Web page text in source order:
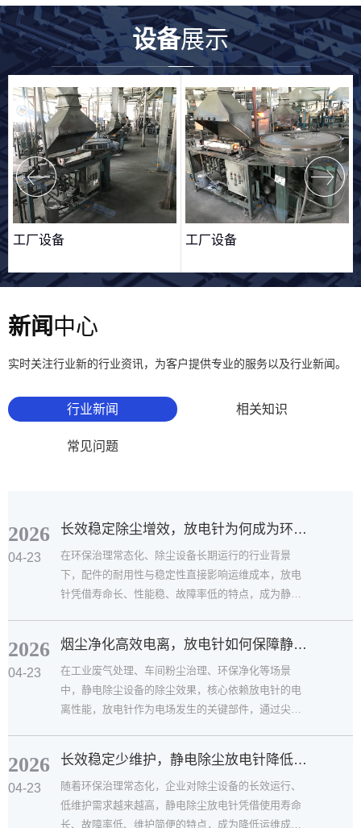
设备展示
工厂设备 工厂设备
新闻中心
实时关注行业新的行业资讯，为客户提供专业的服务以及行业新闻。
行业新闻 相关知识
常见问题
2026
04-23
长效稳定除尘增效，放电针为何成为环保净化优选配...
在环保治理常态化、除尘设备长期运行的行业背景
下，配件的耐用性与稳定性直接影响运维成本，放电
针凭借寿命长、性能稳、故障率低的特点，成为静电
2026
04-23
烟尘净化高效电离，放电针如何保障静电除尘稳定运...
在工业废气处理、车间粉尘治理、环保净化等场景
中，静电除尘设备的除尘效果，核心依赖放电针的电
离性能，放电针作为电场发生的关键部件，通过尖端
2026
04-23
长效稳定少维护，静电除尘放电针降低设备运维成本
随着环保治理常态化，企业对除尘设备的长效运行、
低维护需求越来越高，静电除尘放电针凭借使用寿命
长、故障率低、维护简便的特点，成为降低运维成本